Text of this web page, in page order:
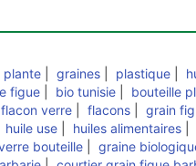
plante graines plastique
figue bio tunisie bouteille
flacon verre flacons grain
huile use huiles alimentaires
bouteille graine